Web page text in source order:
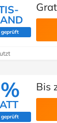
geprüftSavoo geprüft)
geprüftSavoo geprüft)
Bis